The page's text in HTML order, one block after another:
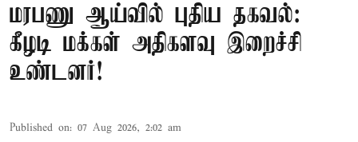
மரபணு ஆய்வில் புதிய தகவல்:
கீழடி மக்கள் அதிகளவு இறைச்சி
உண்டனர்!
Published on: 07 Aug 2026, 2:02 am